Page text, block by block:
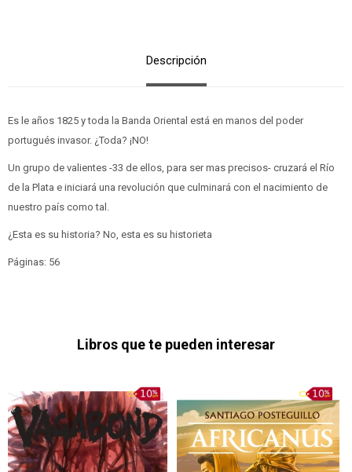
Descripción
Es le años 1825 y toda la Banda Oriental está en manos del poder
portugués invasor. ¿Toda? ¡NO!
Un grupo de valientes -33 de ellos, para ser mas precisos- cruzará el Río
de la Plata e iniciará una revolución que culminará con el nacimiento de
nuestro país como tal.
¿Esta es su historia? No, esta es su historieta
Páginas: 56
Libros que te pueden interesar